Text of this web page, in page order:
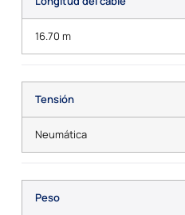
16.70 m
Tensión
Neumática
Peso